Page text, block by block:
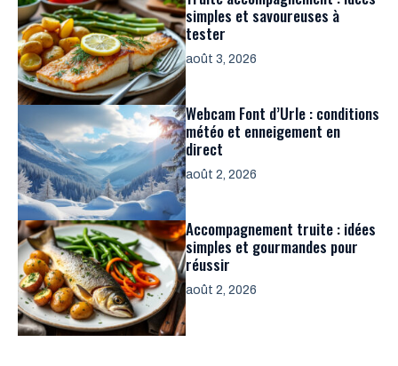
simples et savoureuses à
tester
août 3, 2026
Webcam Font d’Urle : conditions
météo et enneigement en
direct
août 2, 2026
Accompagnement truite : idées
simples et gourmandes pour
réussir
août 2, 2026